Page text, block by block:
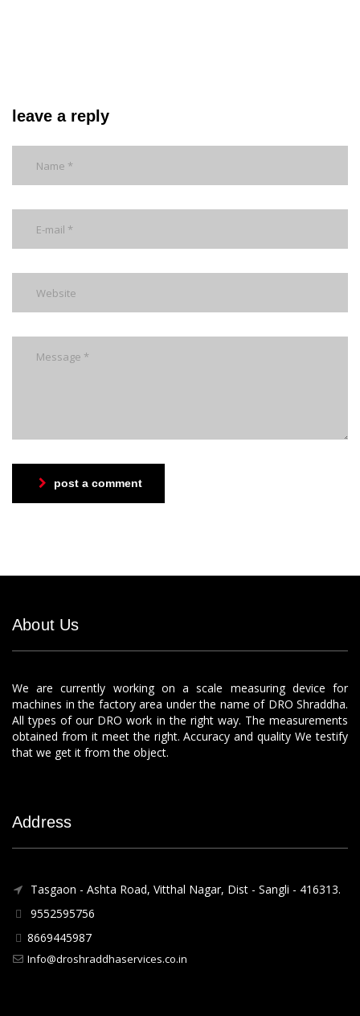
leave a reply
post a comment
About Us
We are currently working on a scale measuring device for
machines in the factory area under the name of DRO Shraddha.
All types of our DRO work in the right way. The measurements
obtained from it meet the right. Accuracy and quality We testify
that we get it from the object.
Address
Tasgaon - Ashta Road, Vitthal Nagar, Dist - Sangli - 416313.
9552595756
8669445987
Info@droshraddhaservices.co.in